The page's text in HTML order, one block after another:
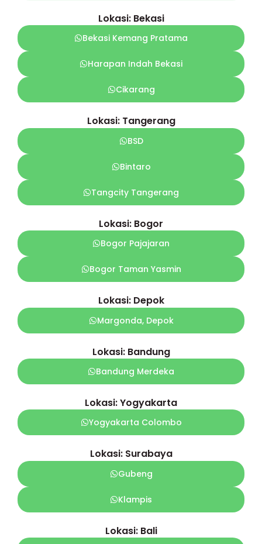
Lokasi: Bekasi
Bekasi Kemang Pratama
Harapan Indah Bekasi
Cikarang
Lokasi: Tangerang
BSD
Bintaro
Tangcity Tangerang
Lokasi: Bogor
Bogor Pajajaran
Bogor Taman Yasmin
Lokasi: Depok
Margonda, Depok
Lokasi: Bandung
Bandung Merdeka
Lokasi: Yogyakarta
Yogyakarta Colombo
Lokasi: Surabaya
Gubeng
Klampis
Lokasi: Bali